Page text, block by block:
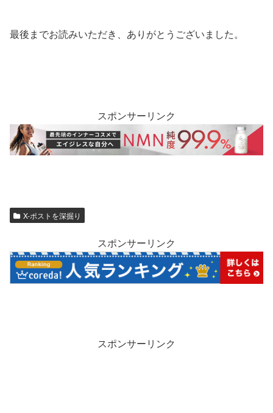
最後までお読みいただき、ありがとうございました。
スポンサーリンク
X-ポストを深掘り
スポンサーリンク
スポンサーリンク